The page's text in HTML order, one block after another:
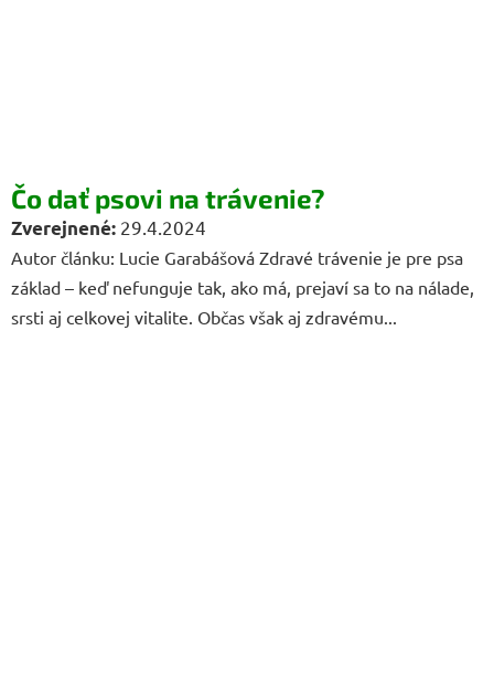
Čo dať psovi na trávenie?
29.4.2024
Autor článku: Lucie Garabášová Zdravé trávenie je pre psa
základ – keď nefunguje tak, ako má, prejaví sa to na nálade,
srsti aj celkovej vitalite. Občas však aj zdravému...